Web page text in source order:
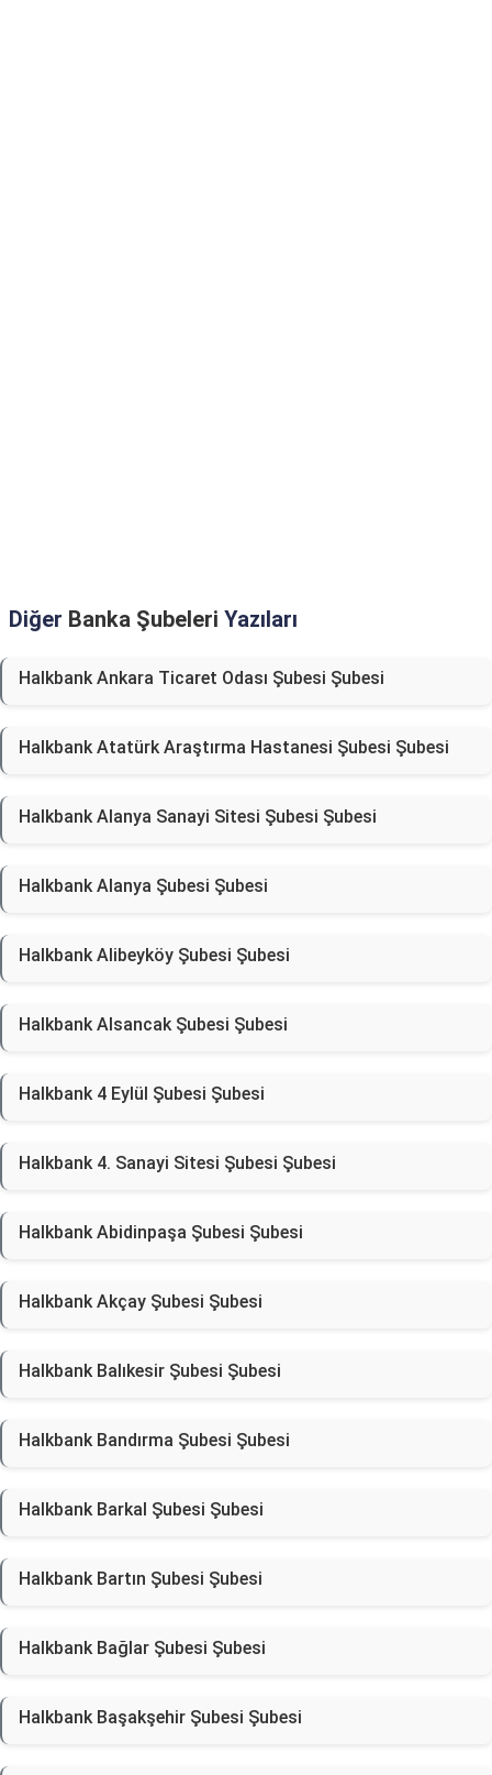
Diğer Banka Şubeleri Yazıları
Halkbank Ankara Ticaret Odası Şubesi Şubesi
Halkbank Atatürk Araştırma Hastanesi Şubesi Şubesi
Halkbank Alanya Sanayi Sitesi Şubesi Şubesi
Halkbank Alanya Şubesi Şubesi
Halkbank Alibeyköy Şubesi Şubesi
Halkbank Alsancak Şubesi Şubesi
Halkbank 4 Eylül Şubesi Şubesi
Halkbank 4. Sanayi Sitesi Şubesi Şubesi
Halkbank Abidinpaşa Şubesi Şubesi
Halkbank Akçay Şubesi Şubesi
Halkbank Balıkesir Şubesi Şubesi
Halkbank Bandırma Şubesi Şubesi
Halkbank Barkal Şubesi Şubesi
Halkbank Bartın Şubesi Şubesi
Halkbank Bağlar Şubesi Şubesi
Halkbank Başakşehir Şubesi Şubesi